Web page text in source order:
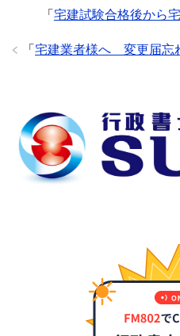
「 宅建試験合格後から
「 宅建業者様へ 変更届忘